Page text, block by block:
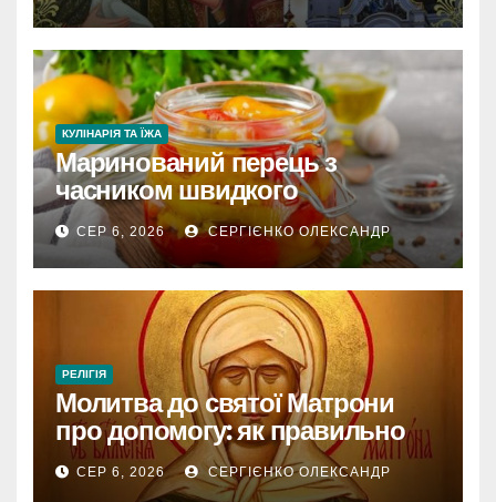
КУЛІНАРІЯ ТА ЇЖА
Маринований перець з
часником швидкого
приготування
СЕР 6, 2026 СЕРГІЄНКО ОЛЕКСАНДР
РЕЛІГІЯ
Молитва до святої Матрони
про допомогу: як правильно
звертатися
СЕР 6, 2026 СЕРГІЄНКО ОЛЕКСАНДР